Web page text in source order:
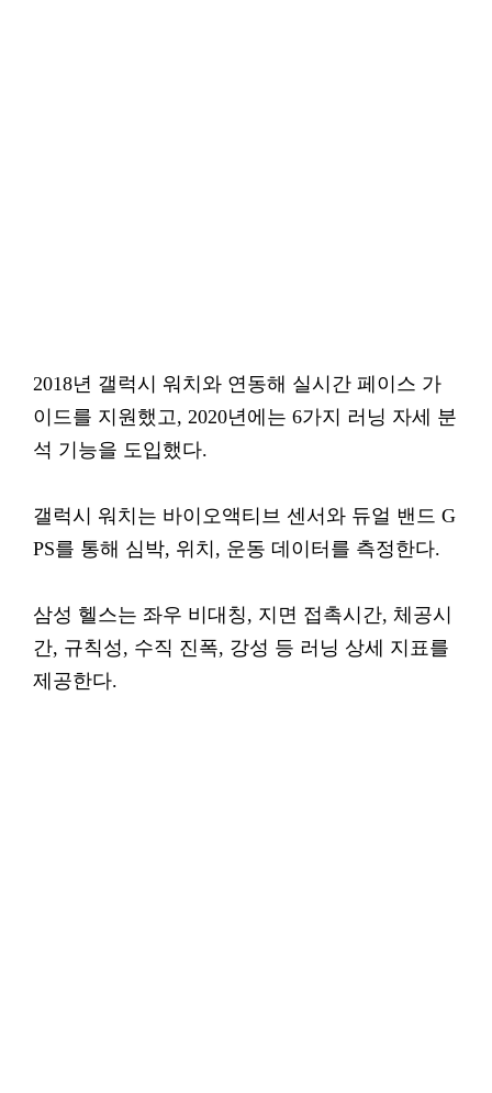
2018년 갤럭시 워치와 연동해 실시간 페이스 가
이드를 지원했고, 2020년에는 6가지 러닝 자세 분
석 기능을 도입했다.
갤럭시 워치는 바이오액티브 센서와 듀얼 밴드 G
PS를 통해 심박, 위치, 운동 데이터를 측정한다.
삼성 헬스는 좌우 비대칭, 지면 접촉시간, 체공시
간, 규칙성, 수직 진폭, 강성 등 러닝 상세 지표를
제공한다.